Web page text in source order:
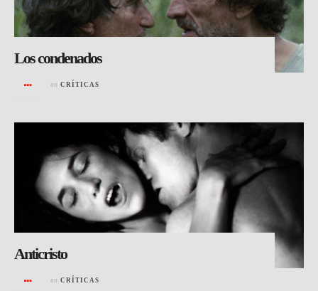
Los condenados
en CRÍTICAS
Anticristo
en CRÍTICAS